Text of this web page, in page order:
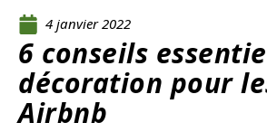
4 janvier 2022
6 conseils
décoration pour
Airbnb